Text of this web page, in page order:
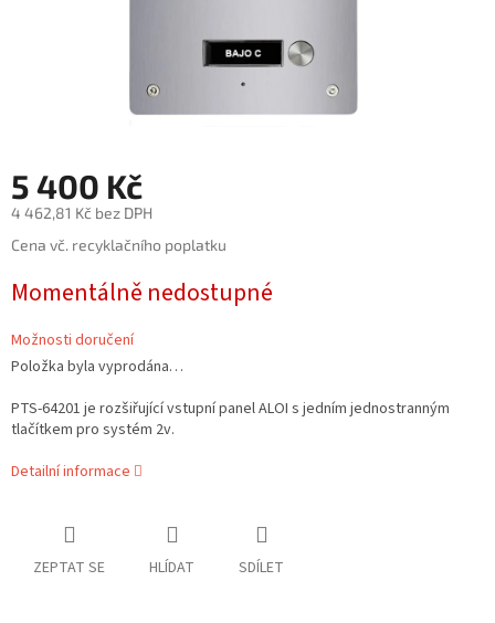
5 400 Kč
4 462,81 Kč bez DPH
Měrná
Cena vč. recyklačního poplatku
Momentálně nedostupné
Možnosti doručení
Položka byla vyprodána…
PTS-64201 je rozšiřující vstupní panel ALOI s jedním jednostranným
tlačítkem pro systém 2v.
Detailní informace
ZEPTAT SE HLÍDAT SDÍLET